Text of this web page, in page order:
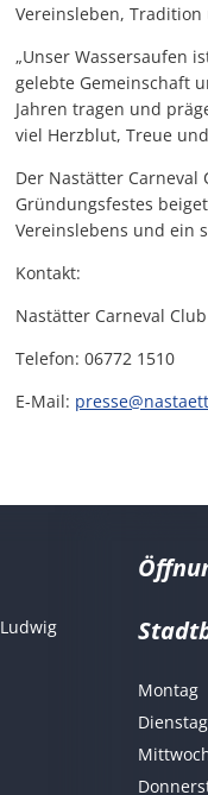
Vereinsleben,
„Unser Wassersaufen
gelebte Gemeinschaft
Jahren tragen und
viel Herzblut, Treue
Der Nastätter
Gründungsfestes
Vereinslebens und ein
Kontakt:
Nastätter Carneval Club
Telefon: 06772 1510
E-Mail:
Ludwig
Montag
Dienstag